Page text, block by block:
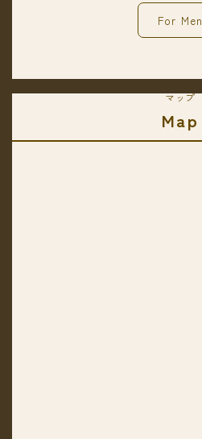
For Men
マップ
Map